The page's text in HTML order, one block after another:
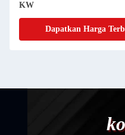
KW
Dapatkan Harga